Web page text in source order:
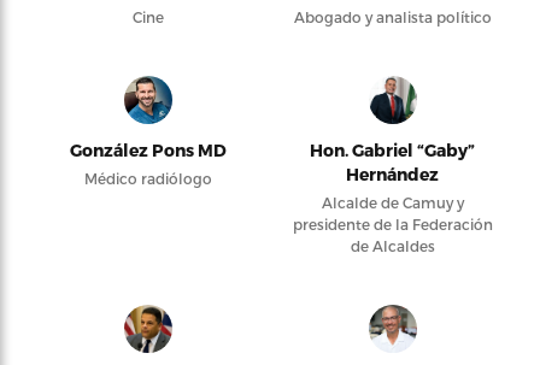
Cine Abogado y analista político
González Pons MD
Médico radiólogo
Hon. Gabriel “Gaby”
Hernández
Alcalde de Camuy y
presidente de la Federación
de Alcaldes